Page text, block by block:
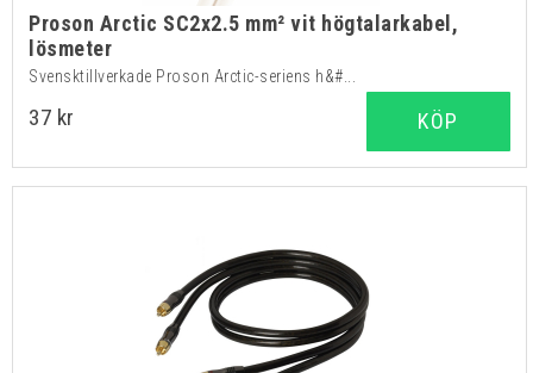
Proson Arctic SC2x2.5 mm² vit högtalarkabel,
lösmeter
Svensktillverkade Proson Arctic-seriens h&#...
37 kr KÖP